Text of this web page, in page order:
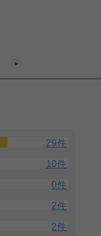
29件
10件
0件
2件
2件